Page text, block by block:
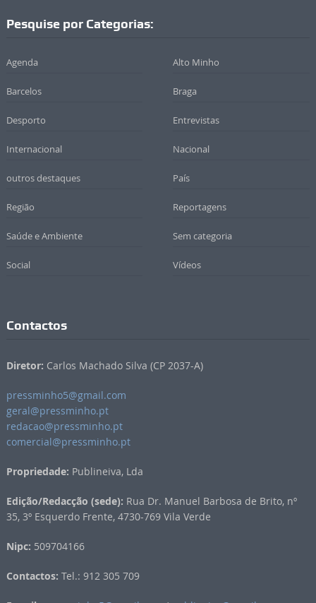
Pesquise por Categorias:
Agenda Alto Minho
Barcelos Braga
Desporto Entrevistas
Internacional Nacional
outros destaques País
Região Reportagens
Saúde e Ambiente Sem categoria
Social Vídeos
Contactos
Diretor: Carlos Machado Silva (CP 2037-A)
pressminho5@gmail.com
geral@pressminho.pt
redacao@pressminho.pt
comercial@pressminho.pt
Propriedade: Publineiva, Lda
Edição/Redacção (sede): Rua Dr. Manuel Barbosa de Brito, nº
35, 3º Esquerdo Frente, 4730-769 Vila Verde
Nipc: 509704166
Contactos: Tel.: 912 305 709